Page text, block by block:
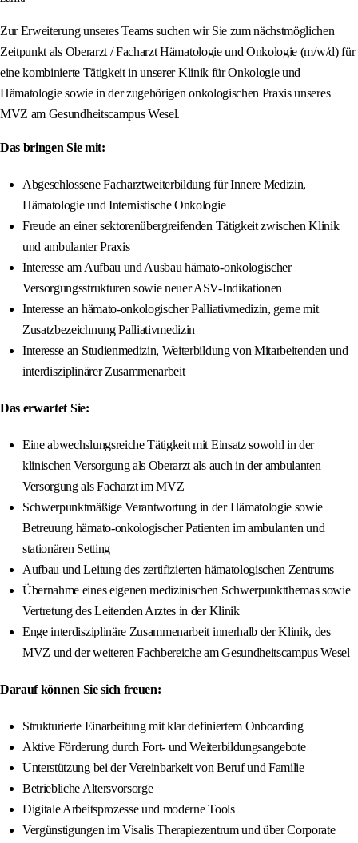
Zur Erweiterung unseres Teams suchen wir Sie zum nächstmöglichen
Zeitpunkt als Oberarzt / Facharzt Hämatologie und Onkologie (m/w/d) für
eine kombinierte Tätigkeit in unserer Klinik für Onkologie und
Hämatologie sowie in der zugehörigen onkologischen Praxis unseres
MVZ am Gesundheitscampus Wesel.
Das bringen Sie mit:
Abgeschlossene Facharztweiterbildung für Innere Medizin,
Hämatologie und Internistische Onkologie
Freude an einer sektorenübergreifenden Tätigkeit zwischen Klinik
und ambulanter Praxis
Interesse am Aufbau und Ausbau hämato-onkologischer
Versorgungsstrukturen sowie neuer ASV-Indikationen
Interesse an hämato-onkologischer Palliativmedizin, gerne mit
Zusatzbezeichnung Palliativmedizin
Interesse an Studienmedizin, Weiterbildung von Mitarbeitenden und
interdisziplinärer Zusammenarbeit
Das erwartet Sie:
Eine abwechslungsreiche Tätigkeit mit Einsatz sowohl in der
klinischen Versorgung als Oberarzt als auch in der ambulanten
Versorgung als Facharzt im MVZ
Schwerpunktmäßige Verantwortung in der Hämatologie sowie
Betreuung hämato-onkologischer Patienten im ambulanten und
stationären Setting
Aufbau und Leitung des zertifizierten hämatologischen Zentrums
Übernahme eines eigenen medizinischen Schwerpunktthemas sowie
Vertretung des Leitenden Arztes in der Klinik
Enge interdisziplinäre Zusammenarbeit innerhalb der Klinik, des
MVZ und der weiteren Fachbereiche am Gesundheitscampus Wesel
Darauf können Sie sich freuen:
Strukturierte Einarbeitung mit klar definiertem Onboarding
Aktive Förderung durch Fort- und Weiterbildungsangebote
Unterstützung bei der Vereinbarkeit von Beruf und Familie
Betriebliche Altersvorsorge
Digitale Arbeitsprozesse und moderne Tools
Vergünstigungen im Visalis Therapiezentrum und über Corporate